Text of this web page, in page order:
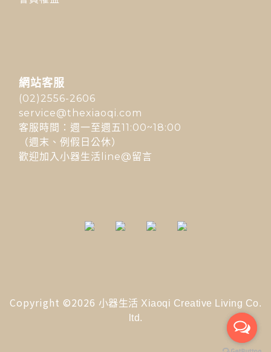
網站客服
(02)2556-2606
service@thexiaoqi.com
客服時間：週一至週五11:00~18:00
（週末、例假日公休）
歡迎加入小器生活line@留言
Copyright ©2026 小器生活 Xiaoqi Creative Living Co.
ltd.